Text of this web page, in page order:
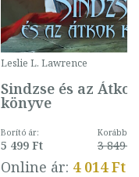
Leslie L. Lawrence
Sindzse és az Átkok
könyve
Borító ár:
5 499 Ft
Korábbi
3 849 Ft
Online ár: 4 014 Ft